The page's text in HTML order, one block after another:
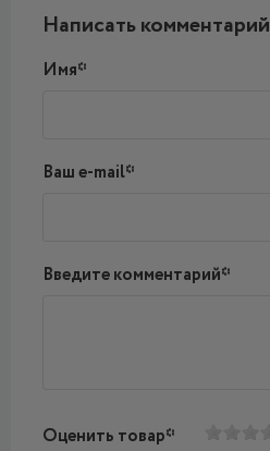
Написать комментарий
Имя*
Ваш e-mail*
Введите комментарий*
Оценить товар*